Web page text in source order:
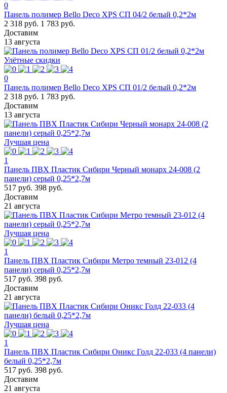
0
Панель полимер Bello Deco XPS СП 04/2 белый 0,2*2м
2 318 руб. 1 783 руб.
Доставим
13 августа
Улётные скидки
0
Панель полимер Bello Deco XPS СП 01/2 белый 0,2*2м
2 318 руб. 1 783 руб.
Доставим
13 августа
Лучшая цена
1
Панель ПВХ Пластик Сибири Черный монарх 24-008 (2
панели) серый 0,25*2,7м
517 руб. 398 руб.
Доставим
21 августа
Лучшая цена
1
Панель ПВХ Пластик Сибири Метро темный 23-012 (4
панели) серый 0,25*2,7м
517 руб. 398 руб.
Доставим
21 августа
Лучшая цена
1
Панель ПВХ Пластик Сибири Оникс Голд 22-033 (4 панели)
белый 0,25*2,7м
517 руб. 398 руб.
Доставим
21 августа